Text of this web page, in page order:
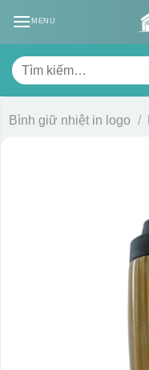
MENU
Tìm
kiếm:
Bình giữ nhiệt in logo /